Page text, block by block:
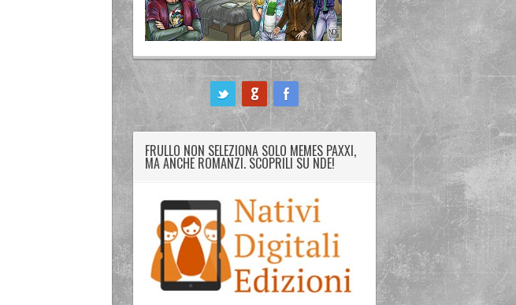
FRULLO NON SELEZIONA SOLO MEMES PAXXI,
MA ANCHE ROMANZI. SCOPRILI SU NDE!